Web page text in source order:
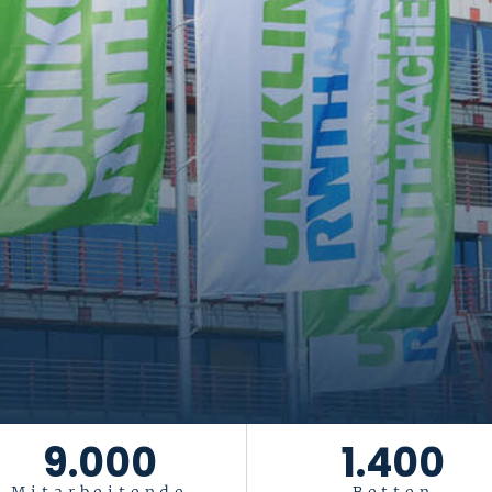
Das Leben ist ein Geschenk. Es
9.000 1.400